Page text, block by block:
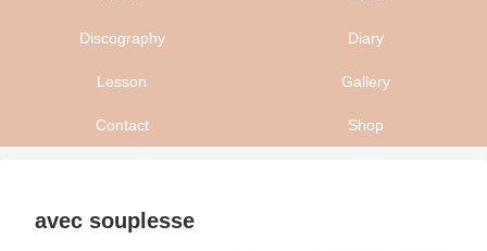
Discography Diary
Lesson Gallery
Contact Shop
avec souplesse